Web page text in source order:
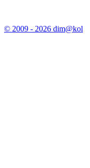
© 2009 - 2026 dim@kol